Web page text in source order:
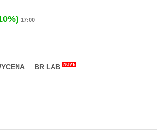
17:00
BR LAB NOWE